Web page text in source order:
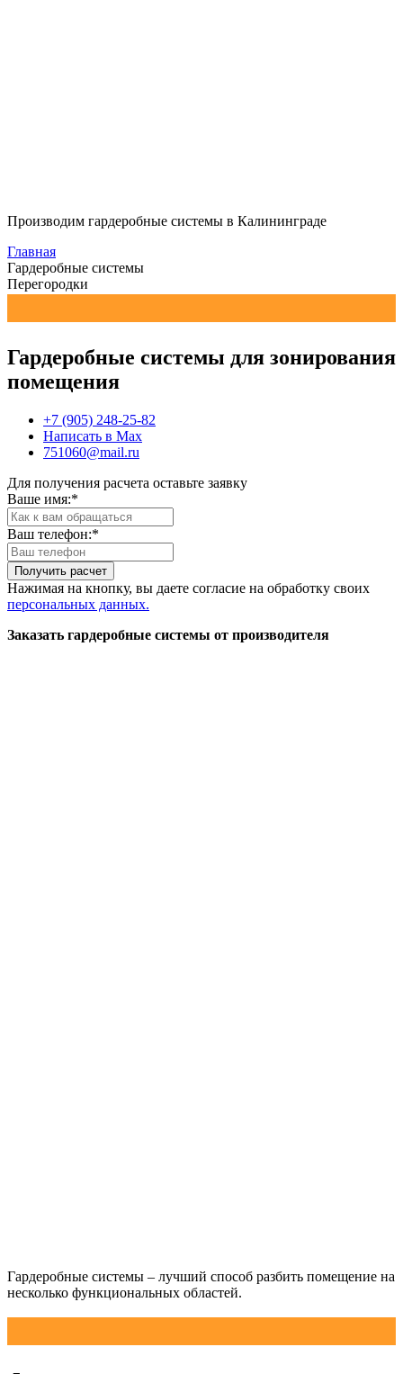
Производим гардеробные системы в Калининграде
Главная
Гардеробные системы
Перегородки
Гардеробные системы для зонирования
помещения
+7 (905) 248-25-82
Написать в Max
751060@mail.ru
Для получения расчета оставьте заявку
Ваше имя:*
Ваш телефон:*
Получить расчет
Нажимая на кнопку, вы даете согласие на обработку своих
персональных данных.
Заказать гардеробные системы от производителя
Гардеробные системы – лучший способ разбить помещение на
несколько функциональных областей.